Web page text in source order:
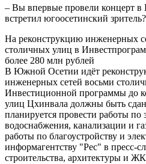
– Вы впервые провели концерт
встретил югоосетинский зритель?
На реконструкцию инженерных
столичных улиц в
более 280 млн рублей
В Южной Осетии идёт
инженерных сетей восьми
Инвестиционной программы до
улиц Цхинвала должны быть
планируется провести работы по
водоснабжения, канализации и
работы по благоустройству и
информагентству "Рес" в пресс-
строительства, архитектуры и